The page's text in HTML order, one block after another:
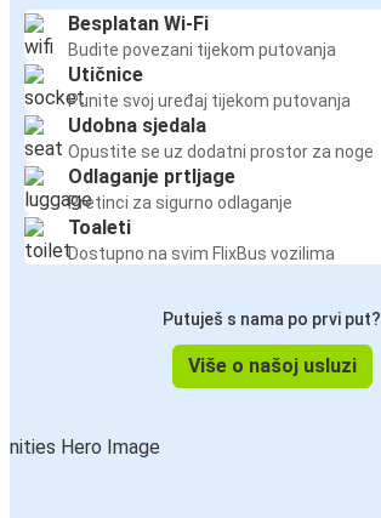
Besplatan Wi-Fi
Budite povezani tijekom putovanja
Utičnice
Punite svoj uređaj tijekom putovanja
Udobna sjedala
Opustite se uz dodatni prostor za noge
Odlaganje prtljage
Pretinci za sigurno odlaganje
Toaleti
Dostupno na svim FlixBus vozilima
Putuješ s nama po prvi put?
Više o našoj usluzi